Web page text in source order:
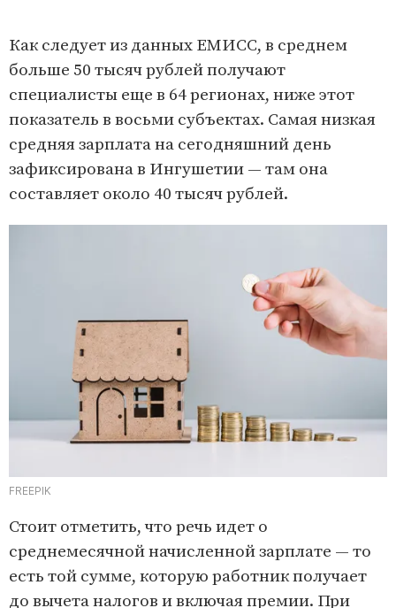
Как следует из данных ЕМИСС, в среднем
больше 50 тысяч рублей получают
специалисты еще в 64 регионах, ниже этот
показатель в восьми субъектах. Самая низкая
средняя зарплата на сегодняшний день
зафиксирована в Ингушетии — там она
составляет около 40 тысяч рублей.
FREEPIK
Стоит отметить, что речь идет о
среднемесячной начисленной зарплате — то
есть той сумме, которую работник получает
до вычета налогов и включая премии. При